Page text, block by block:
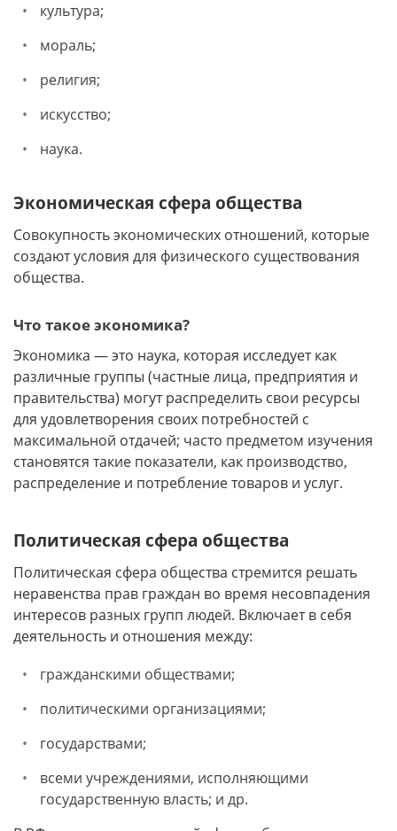
культура;
мораль;
религия;
искусство;
наука.
Экономическая сфера общества
Совокупность экономических отношений, которые
создают условия для физического существования
общества.
Что такое экономика?
Экономика — это наука, которая исследует как
различные группы (частные лица, предприятия и
правительства) могут распределить свои ресурсы
для удовлетворения своих потребностей с
максимальной отдачей; часто предметом изучения
становятся такие показатели, как производство,
распределение и потребление товаров и услуг.
Политическая сфера общества
Политическая сфера общества стремится решать
неравенства прав граждан во время несовпадения
интересов разных групп людей. Включает в себя
деятельность и отношения между:
гражданскими обществами;
политическими организациями;
государствами;
всеми учреждениями, исполняющими
государственную власть; и др.